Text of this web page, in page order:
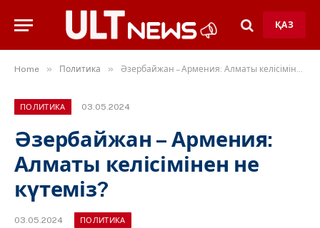
ҚАЗ
Home » Политика » Әзербайжан – Армения: Алматы келісімінен не күтеміз?
ПОЛИТИКА 03.05.2024
Әзербайжан – Армения:
Алматы келісімінен не
күтеміз?
03.05.2024 ПОЛИТИКА